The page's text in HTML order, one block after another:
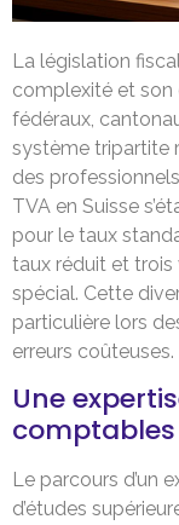
La législation
complexité et son
fédéraux,
système tripartite
des
TVA en Suisse
pour le taux
taux réduit et
spécial. Cette
particulière lors
erreurs coûteuses.
Une
Le parcours d’un
d’études